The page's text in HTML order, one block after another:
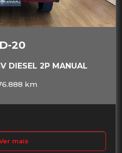
D-20
DIESEL 2P MANUAL
km
mais